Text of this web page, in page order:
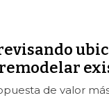
de valor